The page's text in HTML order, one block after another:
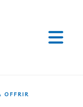
OFFRIR